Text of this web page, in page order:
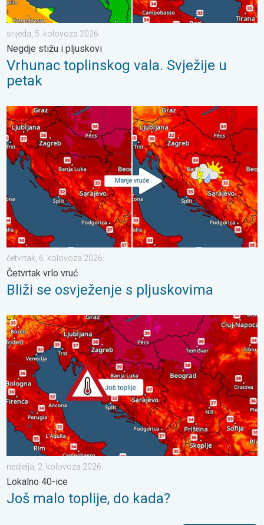
srijeda, 5. kolovoza 2026.
Negdje stižu i pljuskovi
Vrhunac toplinskog vala. Svježije u
petak
Bliži se osvježenje s pljuskovima. Četvrtak vrlo vruć. . .
četvrtak, 6. kolovoza 2026.
Četvrtak vrlo vruć
Bliži se osvježenje s pljuskovima
Još malo toplije, do kada?. Lokalno 40-ice. . . nedjelja, 2.
nedjelja, 2. kolovoza 2026.
Lokalno 40-ice
Još malo toplije, do kada?